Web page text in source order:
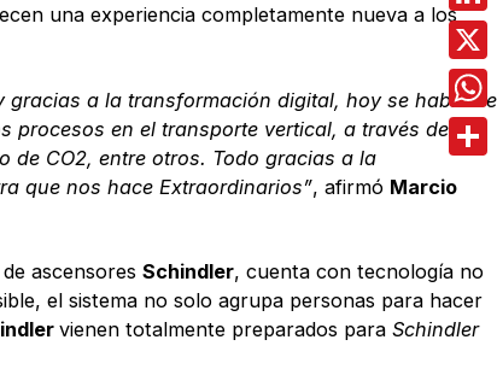
una experiencia completamente nueva a los
gracias a la transformación digital, hoy se habla de
procesos en el transporte vertical, a través de
de CO2, entre otros. Todo gracias a la
que nos hace Extraordinarios”, afirmó Marcio
ascensores Schindler, cuenta con tecnología no
el sistema no solo agrupa personas para hacer
vienen totalmente preparados para Schindler
X